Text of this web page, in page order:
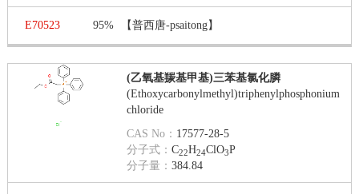
E70523 95% 【普西唐-psaitong】
(乙氧基羰基甲基)三苯基氯化膦
(Ethoxycarbonylmethyl)triphenylphosphonium
chloride
CAS No： 17577-28-5
分子式：C22H24ClO3P
分子量：384.84